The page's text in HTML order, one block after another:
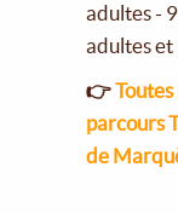
adultes -
adultes et
👉
parcours
de